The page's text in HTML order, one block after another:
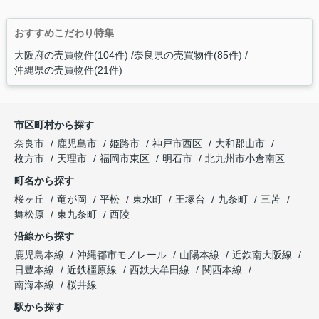
おすすめこだわり特集
大阪府の売買物件(104件) 奈良県の売買物件(85件)
沖縄県の売買物件(21件)
市区町村から探す
奈良市
鹿児島市 姫路市 神戸市西区
大和郡山市
枚方市
天理市 福岡市東区 明石市
北九州市小倉南区
町名から探す
桜ヶ丘
竜が岡 平松 東水町 王塚台 九条町
三苫
舞松原
東九条町
西陵
沿線から探す
鹿児島本線
沖縄都市モノレール 山陽本線
近鉄南大阪線
日豊本線
近鉄橿原線 西鉄大牟田線
関西本線
南海本線
桜井線
駅から探す